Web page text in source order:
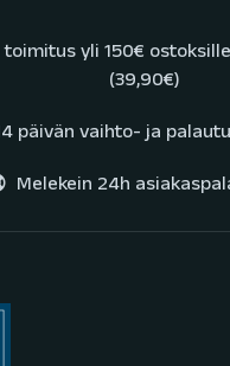
toimitus yli 150€
(39,90€)
päivän vaihto- ja
Melekein 24h